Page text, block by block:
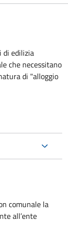
di edilizia
che necessitano
di "alloggio
comunale la
all’ente